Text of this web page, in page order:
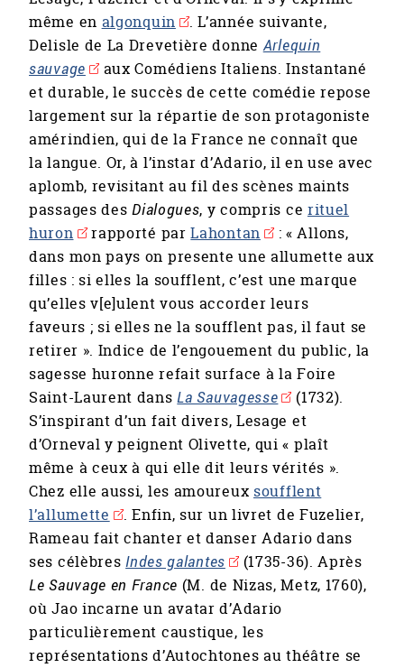
même en algonquin
. L’année suivante,
Delisle de La Drevetière donneArlequin
sauvage
aux Comédiens Italiens. Instantané
et durable, le succès de cette comédie repose
largement sur la répartie de son protagoniste
amérindien, qui de la France ne connaît que
la langue. Or, à l’instar d’Adario, il en use avec
aplomb, revisitant au fil des scènes maints
passages desDialogues, y compris ce rituel
huron
rapporté parLahontan
: « Allons,
dans mon pays on presente une allumette aux
filles : si elles la soufflent, c’est une marque
qu’elles v[e]ulent vous accorder leurs
faveurs ; si elles ne la soufflent pas, il faut se
retirer ». Indice de l’engouement du public, la
sagesse huronne refait surface à la Foire
Saint-Laurent dansLa Sauvagesse
(1732).
S’inspirant d’un fait divers, Lesage et
d’Orneval y peignent Olivette, qui « plaît
même à ceux à qui elle dit leurs vérités ».
Chez elle aussi, les amoureux soufflent
l’allumette
. Enfin, sur un livret de Fuzelier,
Rameau fait chanter et danser Adario dans
ses célèbresIndes galantes (1735-36). Après
Le Sauvage en France (M. de Nizas, Metz, 1760),
où Jao incarne un avatar d’Adario
particulièrement caustique, les
représentations d’Autochtones au théâtre se